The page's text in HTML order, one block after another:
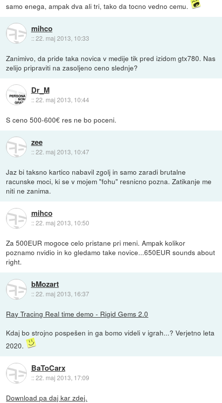
samo enega, ampak dva ali tri, tako da tocno vedno cemu.
mihco
::22. maj 2013, 10:33
Zanimivo, da pride taka novica v medije tik pred izidom gtx780. Nas
zelijo pripraviti na zasoljeno ceno slednje?
Dr_M
::22. maj 2013, 10:44
S ceno 500-600€ res ne bo poceni.
zee
::22. maj 2013, 10:47
Jaz bi taksno kartico nabavil zgolj in samo zaradi brutalne
racunske moci, ki se v mojem "fohu" resnicno pozna. Zatikanje me
niti ne zanima.
mihco
::22. maj 2013, 10:50
Za 500EUR mogoce celo pristane pri meni. Ampak kolikor
poznamo nvidio in ko gledamo take novice...650EUR sounds about
right.
bMozart
::22. maj 2013, 16:37
Ray Tracing Real time demo - Rigid Gems 2.0
Kdaj bo strojno pospešen in ga bomo videli v igrah...? Verjetno leta
2020.
BaToCarx
::22. maj 2013, 17:09
Download pa daj kar zdej.